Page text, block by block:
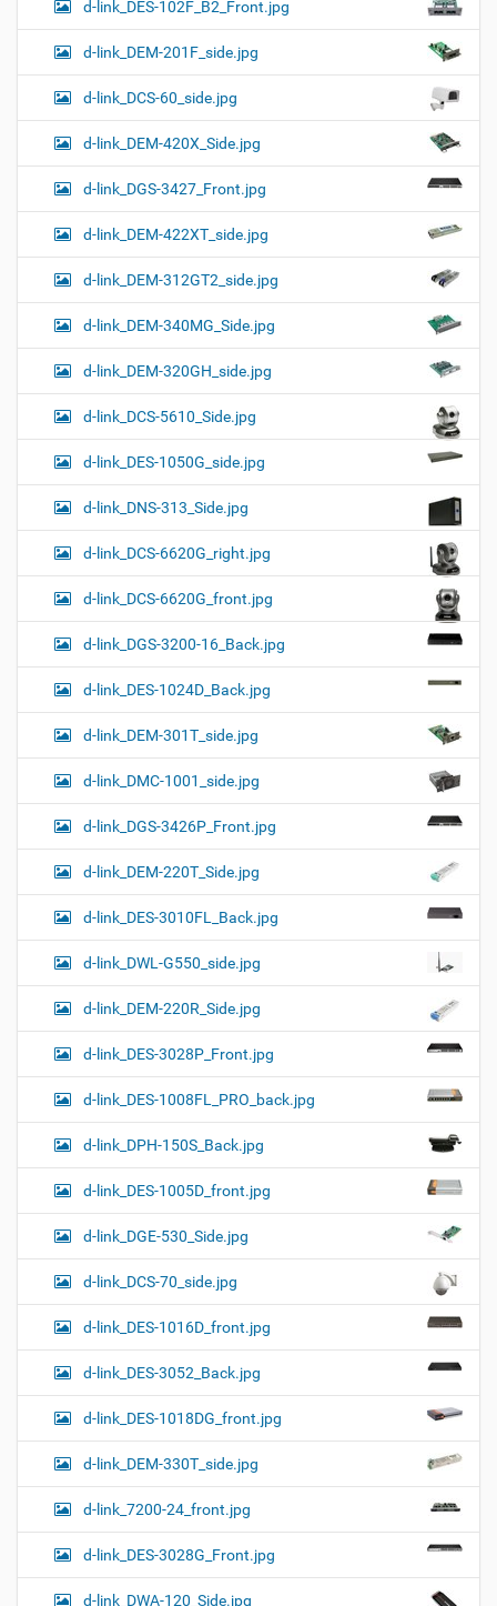
d-link_DES-102F_B2_Front.jpg
d-link_DEM-201F_side.jpg
d-link_DCS-60_side.jpg
d-link_DEM-420X_Side.jpg
d-link_DGS-3427_Front.jpg
d-link_DEM-422XT_side.jpg
d-link_DEM-312GT2_side.jpg
d-link_DEM-340MG_Side.jpg
d-link_DEM-320GH_side.jpg
d-link_DCS-5610_Side.jpg
d-link_DES-1050G_side.jpg
d-link_DNS-313_Side.jpg
d-link_DCS-6620G_right.jpg
d-link_DCS-6620G_front.jpg
d-link_DGS-3200-16_Back.jpg
d-link_DES-1024D_Back.jpg
d-link_DEM-301T_side.jpg
d-link_DMC-1001_side.jpg
d-link_DGS-3426P_Front.jpg
d-link_DEM-220T_Side.jpg
d-link_DES-3010FL_Back.jpg
d-link_DWL-G550_side.jpg
d-link_DEM-220R_Side.jpg
d-link_DES-3028P_Front.jpg
d-link_DES-1008FL_PRO_back.jpg
d-link_DPH-150S_Back.jpg
d-link_DES-1005D_front.jpg
d-link_DGE-530_Side.jpg
d-link_DCS-70_side.jpg
d-link_DES-1016D_front.jpg
d-link_DES-3052_Back.jpg
d-link_DES-1018DG_front.jpg
d-link_DEM-330T_side.jpg
d-link_7200-24_front.jpg
d-link_DES-3028G_Front.jpg
d-link_DWA-120_Side.jpg